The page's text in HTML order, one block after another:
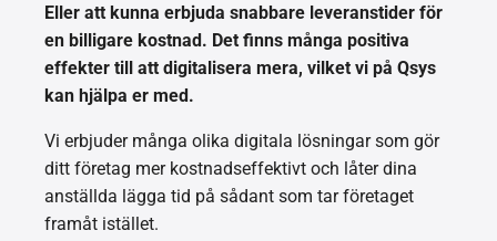
Eller att kunna erbjuda snabbare leveranstider för
en billigare kostnad. Det finns många positiva
effekter till att digitalisera mera, vilket vi på Qsys
kan hjälpa er med.
Vi erbjuder många olika digitala lösningar som gör
ditt företag mer kostnadseffektivt och låter dina
anställda lägga tid på sådant som tar företaget
framåt istället.